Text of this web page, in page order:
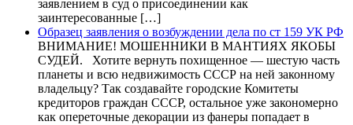
заявлением в суд о присоединении как
заинтересованные […]
Образец заявления о возбуждении дела по ст 159 УК РФ
ВНИМАНИЕ! МОШЕННИКИ В МАНТИЯХ ЯКОБЫ
СУДЕЙ. Хотите вернуть похищенное — шестую часть
планеты и всю недвижимость СССР на ней законному
владельцу? Так создавайте городские Комитеты
кредиторов граждан СССР, остальное уже закономерно
как опереточные декорации из фанеры попадает в